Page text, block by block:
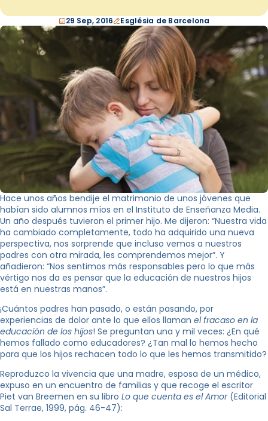
29 Sep, 2016 Església de Barcelona
Hace unos años bendije el matrimonio de unos jóvenes que
habían sido alumnos míos en el Instituto de Enseñanza Media.
Un año después tuvieron el primer hijo. Me dijeron: “Nuestra vida
ha cambiado completamente, todo ha adquirido una nueva
perspectiva, nos sorprende que incluso vemos a nuestros
padres con otra mirada, les comprendemos mejor”. Y
añadieron: “Nos sentimos más responsables pero lo que más
vértigo nos da es pensar que la educación de nuestros hijos
está en nuestras manos”.
¡Cuántos padres han pasado, o están pasando, por
experiencias de dolor ante lo que ellos llaman el fracaso en la
educación de los hijos! Se preguntan una y mil veces: ¿En qué
hemos fallado como educadores? ¿Tan mal lo hemos hecho
para que los hijos rechacen todo lo que les hemos transmitido?
Reproduzco la vivencia que una madre, esposa de un médico,
expuso en un encuentro de familias y que recoge el escritor
Piet van Breemen en su libro Lo que cuenta es el Amor(Editorial
Sal Terrae, 1999, pág. 46-47):